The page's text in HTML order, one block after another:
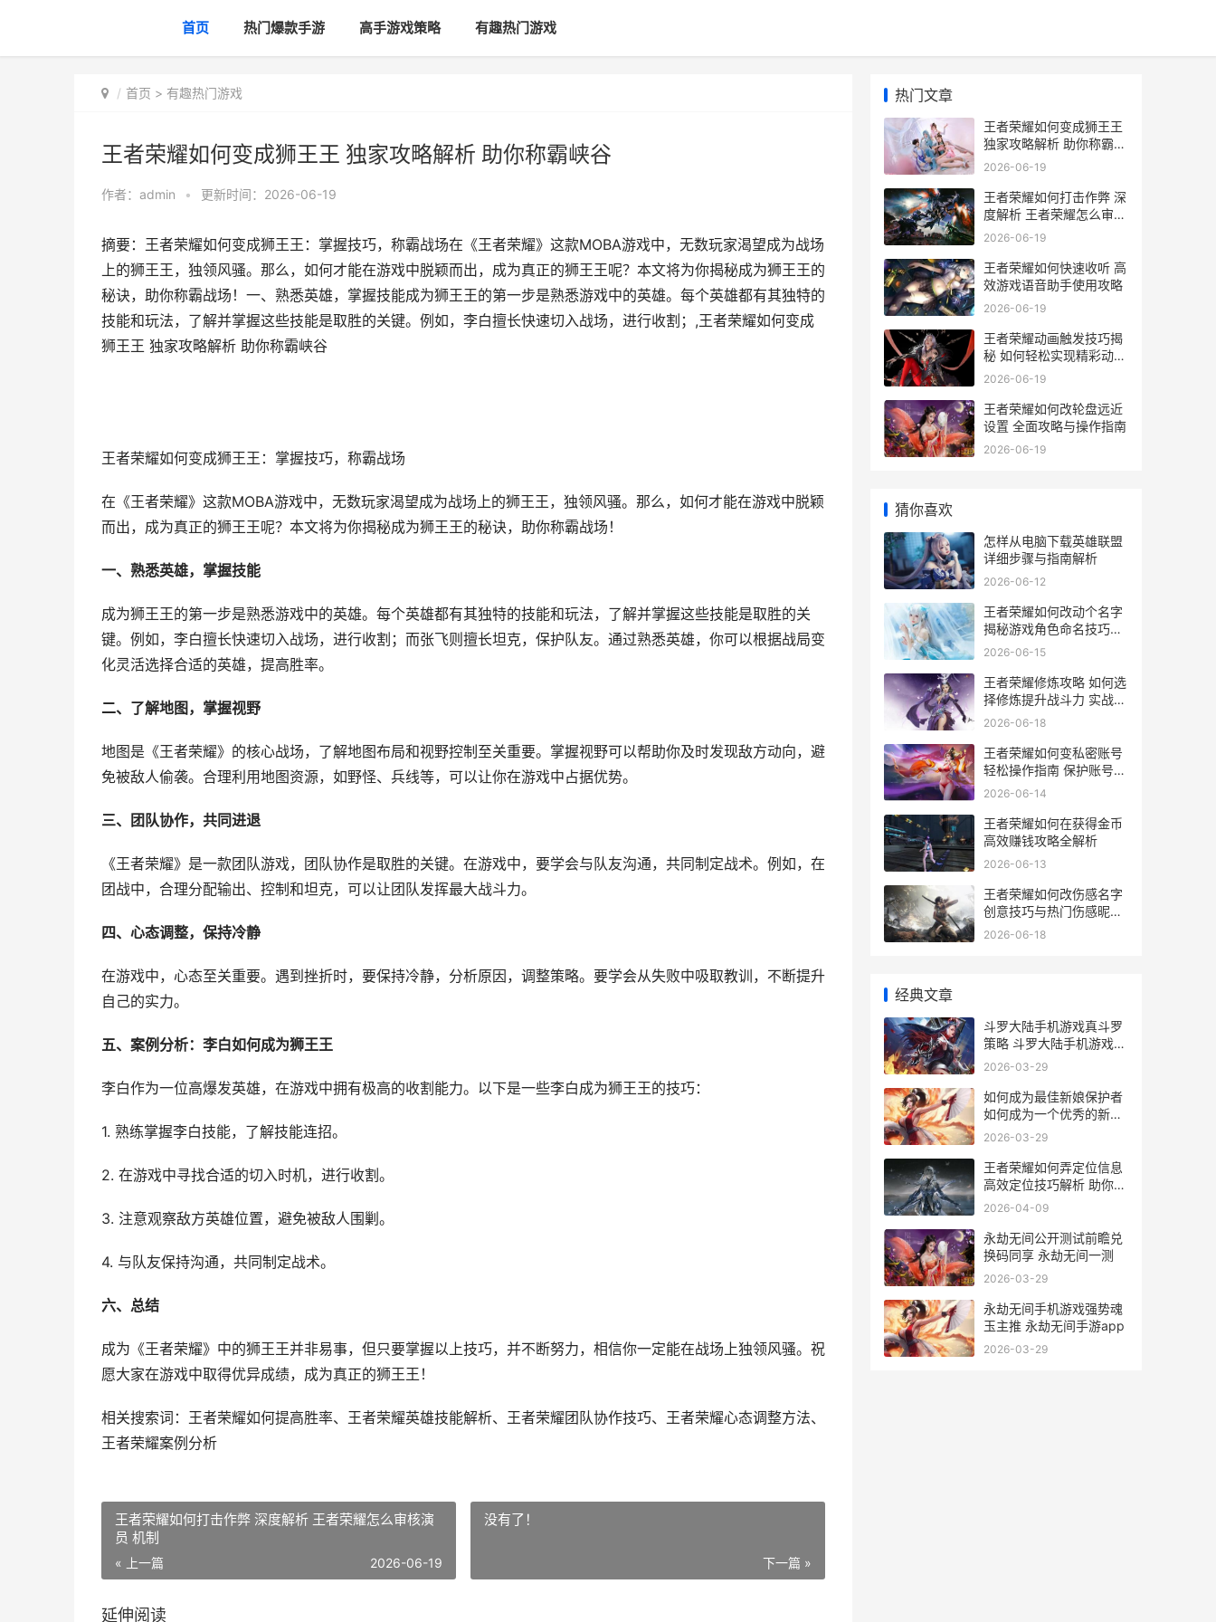
首页 热门爆款手游 高手游戏策略 有趣热门游戏
首页 > 有趣热门游戏
王者荣耀如何变成狮王王 独家攻略解析 助你称霸峡谷
作者： admin • 更新时间：2026-06-19
摘要：王者荣耀如何变成狮王王：掌握技巧，称霸战场在《王者荣耀》这款MOBA游戏中，无数玩家渴望成为战场
上的狮王王，独领风骚。那么，如何才能在游戏中脱颖而出，成为真正的狮王王呢？本文将为你揭秘成为狮王王的
秘诀，助你称霸战场！一、熟悉英雄，掌握技能成为狮王王的第一步是熟悉游戏中的英雄。每个英雄都有其独特的
技能和玩法，了解并掌握这些技能是取胜的关键。例如，李白擅长快速切入战场，进行收割；,王者荣耀如何变成
狮王王 独家攻略解析 助你称霸峡谷
王者荣耀如何变成狮王王：掌握技巧，称霸战场
在《王者荣耀》这款MOBA游戏中，无数玩家渴望成为战场上的狮王王，独领风骚。那么，如何才能在游戏中脱颖
而出，成为真正的狮王王呢？本文将为你揭秘成为狮王王的秘诀，助你称霸战场！
一、熟悉英雄，掌握技能
成为狮王王的第一步是熟悉游戏中的英雄。每个英雄都有其独特的技能和玩法，了解并掌握这些技能是取胜的关
键。例如，李白擅长快速切入战场，进行收割；而张飞则擅长坦克，保护队友。通过熟悉英雄，你可以根据战局变
化灵活选择合适的英雄，提高胜率。
二、了解地图，掌握视野
地图是《王者荣耀》的核心战场，了解地图布局和视野控制至关重要。掌握视野可以帮助你及时发现敌方动向，避
免被敌人偷袭。合理利用地图资源，如野怪、兵线等，可以让你在游戏中占据优势。
三、团队协作，共同进退
《王者荣耀》是一款团队游戏，团队协作是取胜的关键。在游戏中，要学会与队友沟通，共同制定战术。例如，在
团战中，合理分配输出、控制和坦克，可以让团队发挥最大战斗力。
四、心态调整，保持冷静
在游戏中，心态至关重要。遇到挫折时，要保持冷静，分析原因，调整策略。要学会从失败中吸取教训，不断提升
自己的实力。
五、案例分析：李白如何成为狮王王
李白作为一位高爆发英雄，在游戏中拥有极高的收割能力。以下是一些李白成为狮王王的技巧：
1. 熟练掌握李白技能，了解技能连招。
2. 在游戏中寻找合适的切入时机，进行收割。
3. 注意观察敌方英雄位置，避免被敌人围剿。
4. 与队友保持沟通，共同制定战术。
六、总结
成为《王者荣耀》中的狮王王并非易事，但只要掌握以上技巧，并不断努力，相信你一定能在战场上独领风骚。祝
愿大家在游戏中取得优异成绩，成为真正的狮王王！
相关搜索词：王者荣耀如何提高胜率、王者荣耀英雄技能解析、王者荣耀团队协作技巧、王者荣耀心态调整方法、
王者荣耀案例分析
王者荣耀如何打击作弊 深度解析 王者荣耀怎么审核演
员 机制
« 上一篇 2026-06-19
没有了！
下一篇 »
延伸阅读
热门文章
王者荣耀如何变成狮王王
独家攻略解析 助你称霸峡
谷
2026-06-19
王者荣耀如何打击作弊 深
度解析 王者荣耀怎么审核
演员 机制
2026-06-19
王者荣耀如何快速收听 高
效游戏语音助手使用攻略
2026-06-19
王者荣耀动画触发技巧揭
秘 如何轻松实现精彩动画
效果
2026-06-19
王者荣耀如何改轮盘远近
设置 全面攻略与操作指南
2026-06-19
猜你喜欢
怎样从电脑下载英雄联盟
详细步骤与指南解析
2026-06-12
王者荣耀如何改动个名字
揭秘游戏角色命名技巧与
策略
2026-06-15
王者荣耀修炼攻略 如何选
择修炼提升战斗力 实战技
巧解析
2026-06-18
王者荣耀如何变私密账号
轻松操作指南 保护账号安
全秘籍
2026-06-14
王者荣耀如何在获得金币
高效赚钱攻略全解析
2026-06-13
王者荣耀如何改伤感名字
创意技巧与热门伤感昵称
推荐
2026-06-18
经典文章
斗罗大陆手机游戏真斗罗
策略 斗罗大陆手机游戏免
费版
2026-03-29
如何成为最佳新娘保护者
如何成为一个优秀的新员
工
2026-03-29
王者荣耀如何弄定位信息
高效定位技巧解析 助你游
戏更胜一筹
2026-04-09
永劫无间公开测试前瞻兑
换码同享 永劫无间一测
2026-03-29
永劫无间手机游戏强势魂
玉主推 永劫无间手游app
2026-03-29